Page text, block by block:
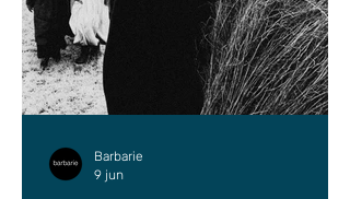
Barbarie
9 jun